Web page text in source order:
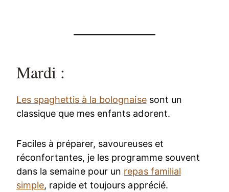
Mardi :
Les spaghettis à la bolognaisesont un
classique que mes enfants adorent.
Faciles à préparer, savoureuses et
réconfortantes, je les programme souvent
dans la semaine pour un repas familial
simple, rapide et toujours apprécié.